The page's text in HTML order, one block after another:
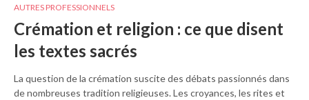
AUTRES PROFESSIONNELS
Crémation et religion : ce que disent
les textes sacrés
La question de la crémation suscite des débats passionnés dans
de nombreuses tradition religieuses. Les croyances, les rites et